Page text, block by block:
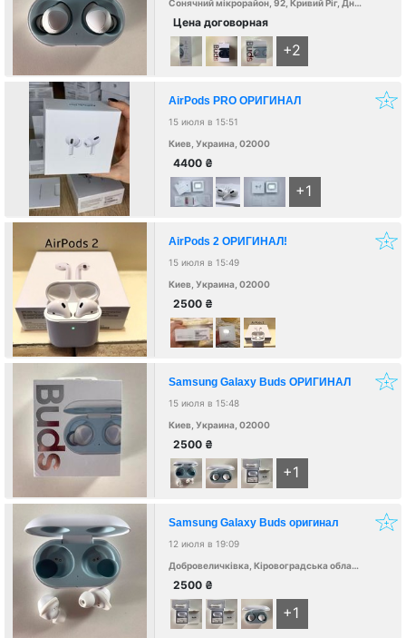
Сонячний мікрорайон, 92, Кривий Ріг, Дніпропетровська область, Украина, 50000
Цена договорная
+2
AirPods PRO ОРИГИНАЛ
15 июля в 15:51
Киев, Украина, 02000
4400 ₴
+1
AirPods 2 ОРИГИНАЛ!
15 июля в 15:49
Киев, Украина, 02000
2500 ₴
Samsung Galaxy Buds ОРИГИНАЛ
15 июля в 15:48
Киев, Украина, 02000
2500 ₴
+1
Samsung Galaxy Buds оригинал
12 июля в 19:09
Добровеличківка, Кіровоградська область, Україна, 27001
2500 ₴
+1